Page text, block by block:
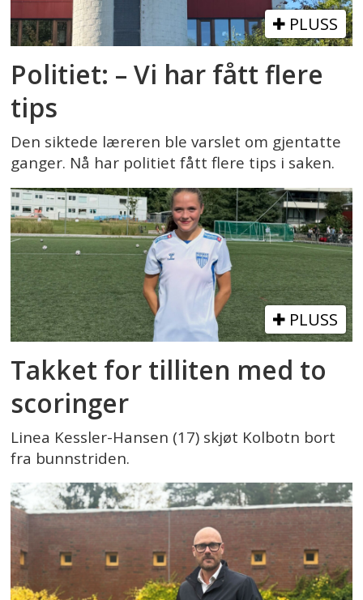
PLUSS
Politiet: – Vi har fått flere
tips
Den siktede læreren ble varslet om gjentatte
ganger. Nå har politiet fått flere tips i saken.
PLUSS
Takket for tilliten med to
scoringer
Linea Kessler-Hansen (17) skjøt Kolbotn bort
fra bunnstriden.